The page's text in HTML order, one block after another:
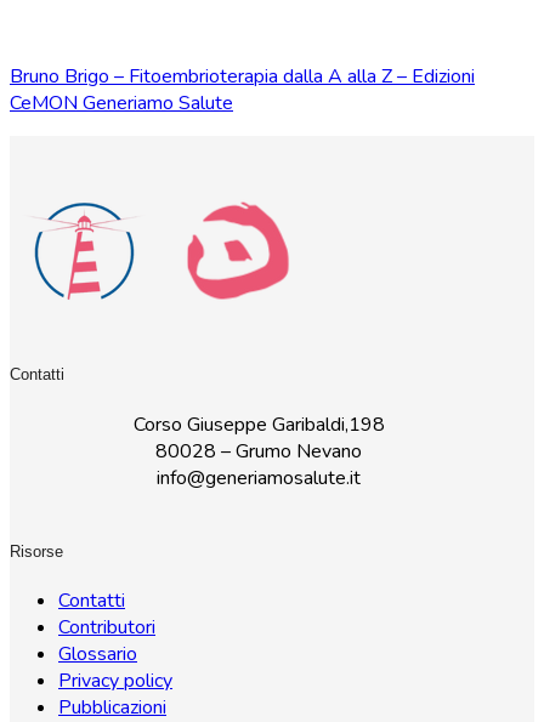
Bruno Brigo – Fitoembrioterapia dalla A alla Z – Edizioni
CeMON Generiamo Salute
Contatti
Corso Giuseppe Garibaldi,198
80028 – Grumo Nevano
info@generiamosalute.it
Risorse
Contatti
Contributori
Glossario
Privacy policy
Pubblicazioni